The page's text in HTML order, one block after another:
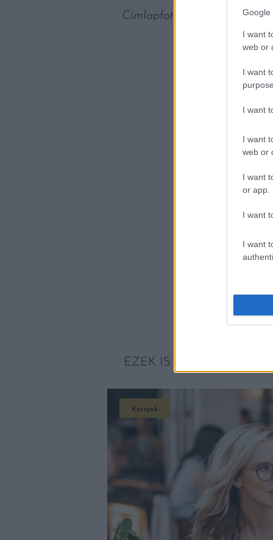
Google
I want
web or
I want
I want
I want
web or
I want
or app.
I want
I want
Címlapfotó: Thomas
EZEK IS
Kortyok